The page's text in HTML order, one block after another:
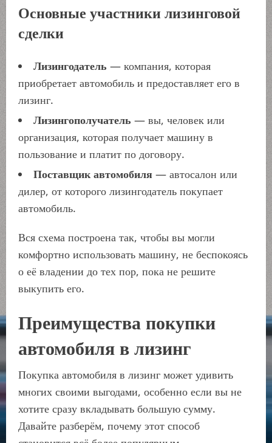
Основные участники лизинговой
сделки
Лизингодатель — компания, которая
приобретает автомобиль и предоставляет его в
лизинг.
Лизингополучатель — вы, человек или
организация, которая получает машину в
пользование и платит по договору.
Поставщик автомобиля — автосалон или
дилер, от которого лизингодатель покупает
автомобиль.
Вся схема построена так, чтобы вы могли
комфортно использовать машину, не беспокоясь
о её владении до тех пор, пока не решите
выкупить его.
Преимущества покупки
автомобиля в лизинг
Покупка автомобиля в лизинг может удивить
многих своими выгодами, особенно если вы не
хотите сразу вкладывать большую сумму.
Давайте разберём, почему этот способ